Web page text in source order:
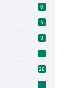
6
4
9
1
26
1